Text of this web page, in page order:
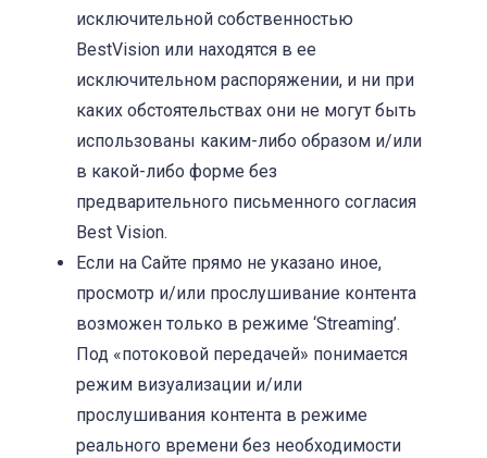
исключительной собственностью
BestVision или находятся в ее
исключительном распоряжении, и ни при
каких обстоятельствах они не могут быть
использованы каким-либо образом и/или
в какой-либо форме без
предварительного письменного согласия
Best Vision.
Если на Сайте прямо не указано иное,
просмотр и/или прослушивание контента
возможен только в режиме ‘Streaming’.
Под «потоковой передачей» понимается
режим визуализации и/или
прослушивания контента в режиме
реального времени без необходимости